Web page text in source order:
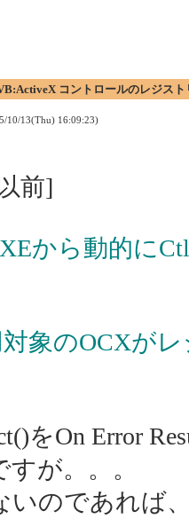
コントロールのレジスト
10/13(Thu) 16:09:23)
前]
から動的に
象のOCXが
をOn Error
が。。。
いのであれば